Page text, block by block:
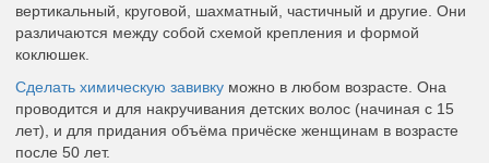
вертикальный, круговой, шахматный, частичный и другие. Они
различаются между собой схемой крепления и формой
коклюшек.
Сделать химическую завивку можно в любом возрасте. Она
проводится и для накручивания детских волос (начиная с 15
лет), и для придания объёма причёске женщинам в возрасте
после 50 лет.